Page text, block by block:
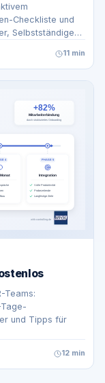
Checkliste und
Selbstständige
11 min
Teams:
und Tipps für
12 min